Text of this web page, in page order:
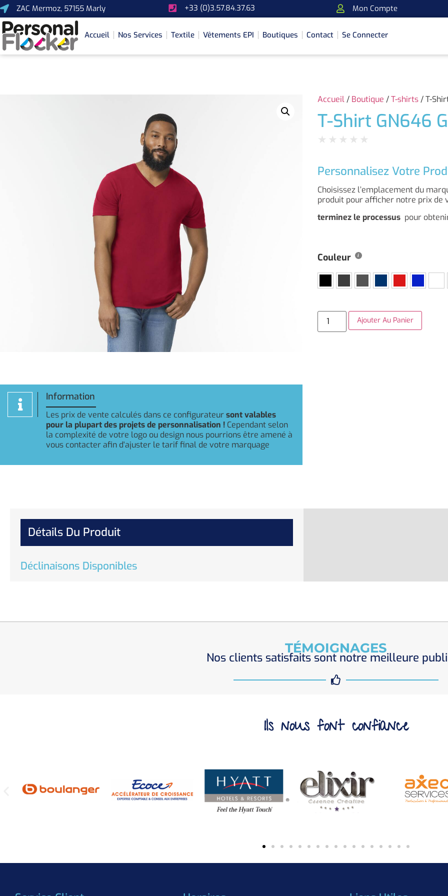
ZAC Mermoz, 57155 Marly +33 (0)3.57.84.37.63 Mon Compte
Accueil Nos Services Textile Vêtements EPI Boutiques Contact Se Connecter
Information
Les prix de vente calculés dans ce configurateursont valables
pour la plupart des projets de personnalisation ! Cependant selon
la complexité de votre logo ou design nous pourrions être amené à
vous contacter afin d'ajuster le tarif final de votre marquage
Accueil/ Boutique /T-shirts/ T-
T-Shirt GN646
★ ★ ★ ★ ★
Personnalisez Votre
Choisissez l’emplacement du
produit pour afficher notre prix de
terminez le processus pour
Couleur
Ajouter Au Panier
Détails Du Produit
Déclinaisons Disponibles
TÉMOIGNAGES
Nos clients satisfaits sont notre meilleure
Ils nous font confiance